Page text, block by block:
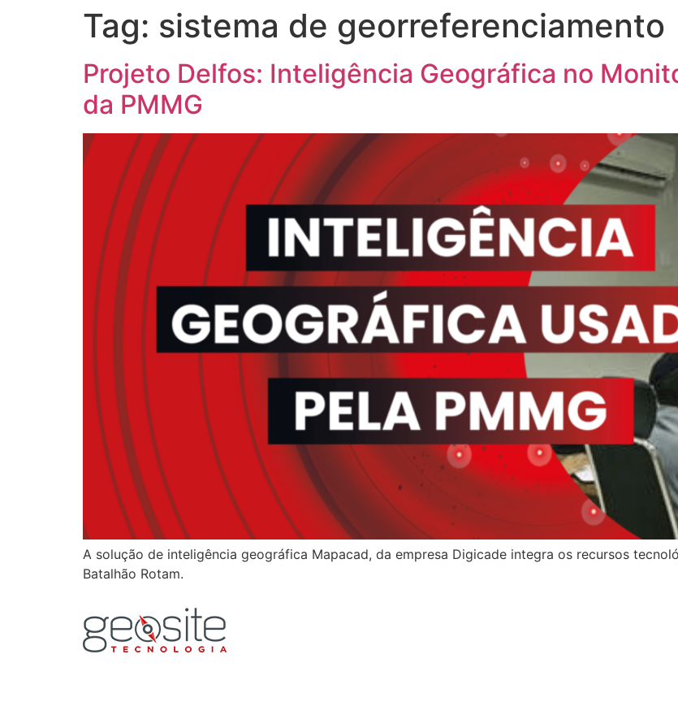
Tag: sistema de georreferenciamento
Projeto Delfos: Inteligência Geográfica no
da PMMG
A solução de inteligência geográfica Mapacad, da empresa Digicade integra os recursos
Batalhão Rotam.